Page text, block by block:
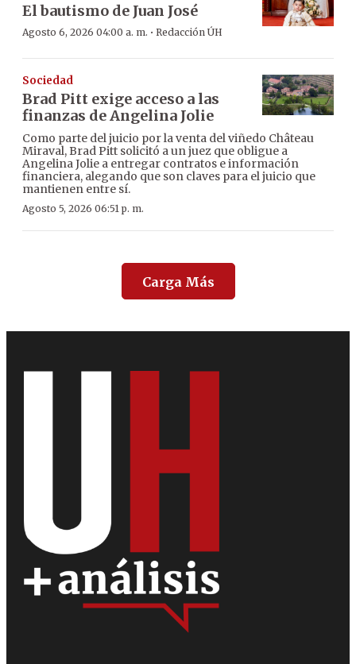
El bautismo de Juan José
Agosto 6, 2026 04:00 a. m. · Redacción ÚH
Sociedad
Brad Pitt exige acceso a las
finanzas de Angelina Jolie
Como parte del juicio por la venta del viñedo Château
Miraval, Brad Pitt solicitó a un juez que obligue a
Angelina Jolie a entregar contratos e información
financiera, alegando que son claves para el juicio que
mantienen entre sí.
Agosto 5, 2026 06:51 p. m.
Carga Más